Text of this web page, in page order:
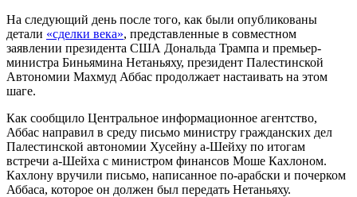
На следующий день после того, как были опубликованы
детали «сделки века», представленные в совместном
заявлении президента США Дональда Трампа и премьер-
министра Биньямина Нетаньяху, президент Палестинской
Автономии Махмуд Аббас продолжает настаивать на этом
шаге.
Как сообщило Центральное информационное агентство,
Аббас направил в среду письмо министру гражданских дел
Палестинской автономии Хусейну а-Шейху по итогам
встречи а-Шейха с министром финансов Моше Кахлоном.
Кахлону вручили письмо, написанное по-арабски и почерком
Аббаса, которое он должен был передать Нетаньяху.